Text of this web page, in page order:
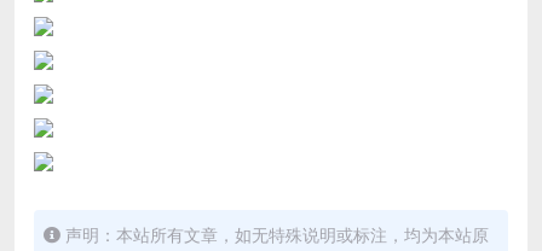
声明：本站所有文章，如无特殊说明或标注，均为本站原